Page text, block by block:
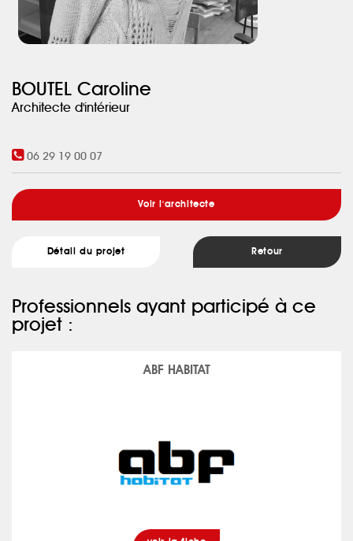
BOUTEL Caroline
Architecte d'intérieur
06 29 19 00 07
Voir l'architecte
Détail du projet Retour
Professionnels ayant participé à ce
projet :
ABF HABITAT